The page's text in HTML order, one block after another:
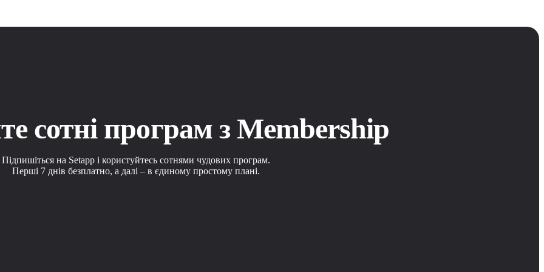
сотні програм з Membership
Підпишіться на Setapp і користуйтесь сотнями чудових програм.
Перші 7 днів безплатно, а далі – в єдиному простому плані.